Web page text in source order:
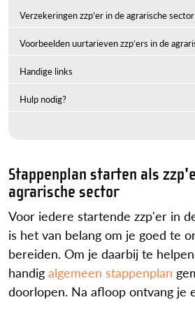
Verzekeringen zzp’er in de agrarische sector
Voorbeelden uurtarieven zzp’ers in de
Handige links
Hulp nodig?
Stappenplan starten als
agrarische sector
Voor iedere startende zzp'er in
is het van belang om je goed te
bereiden. Om je daarbij te
handig algemeen stappenplan
doorlopen. Na afloop ontvang je